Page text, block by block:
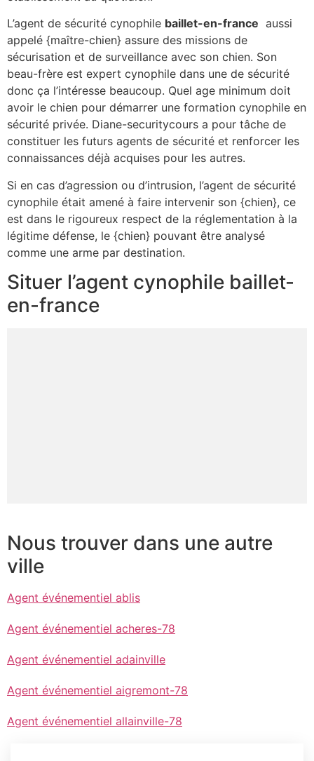
L’agent de sécurité cynophile baillet-en-france aussi
appelé {maître-chien} assure des missions de
sécurisation et de surveillance avec son chien. Son
beau-frère est expert cynophile dans une de sécurité
donc ça l’intéresse beaucoup. Quel age minimum doit
avoir le chien pour démarrer une formation cynophile en
sécurité privée. Diane-securitycours a pour tâche de
constituer les futurs agents de sécurité et renforcer les
connaissances déjà acquises pour les autres.
Si en cas d’agression ou d’intrusion, l’agent de sécurité
cynophile était amené à faire intervenir son {chien}, ce
est dans le rigoureux respect de la réglementation à la
légitime défense, le {chien} pouvant être analysé
comme une arme par destination.
Situer l’agent cynophile baillet-
en-france
Nous trouver dans une autre
ville
Agent événementiel ablis
Agent événementiel acheres-78
Agent événementiel adainville
Agent événementiel aigremont-78
Agent événementiel allainville-78